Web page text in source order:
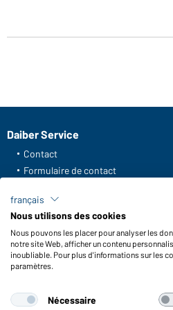
Daiber Service
Contact
Formulaire de contact
FAQ / Manuel d' utilisation
Vérifier le stock
Reporting system according to
Fonctions et entretien
Conseils d'entretien
français
Nous utilisons des cookies
Nous pouvons les placer pour analyser les
notre site Web, afficher un contenu
inoubliable. Pour plus d'informations sur les
paramètres.
Nécessaire